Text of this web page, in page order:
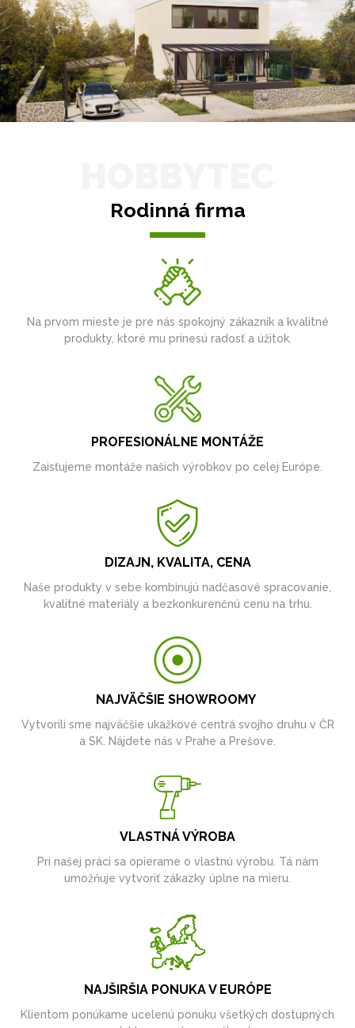
Rodinná firma
Na prvom mieste je pre nás spokojný zákazník a kvalitné
produkty, ktoré mu prinesú radosť a úžitok.
PROFESIONÁLNE MONTÁŽE
Zaisťujeme montáže našich výrobkov po celej Európe.
DIZAJN, KVALITA, CENA
Naše produkty v sebe kombinujú nadčasové spracovanie,
kvalitné materiály a bezkonkurenčnú cenu na trhu.
NAJVÄČŠIE SHOWROOMY
Vytvorili sme najväčšie ukážkové centrá svojho druhu v ČR
a SK. Nájdete nás v Prahe a Prešove.
VLASTNÁ VÝROBA
Pri našej práci sa opierame o vlastnú výrobu. Tá nám
umožňuje vytvoriť zákazky úplne na mieru.
NAJŠIRŠIA PONUKA V EURÓPE
Klientom ponúkame ucelenú ponuku všetkých dostupných